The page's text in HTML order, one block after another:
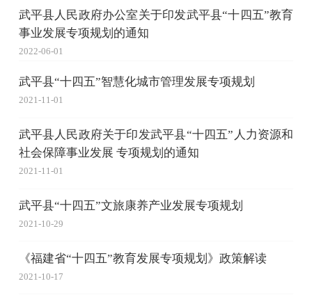
武平县人民政府办公室关于印发武平县“十四五”教育
事业发展专项规划的通知
2022-06-01
武平县“十四五”智慧化城市管理发展专项规划
2021-11-01
武平县人民政府关于印发武平县“十四五”人力资源和
社会保障事业发展 专项规划的通知
2021-11-01
武平县“十四五”文旅康养产业发展专项规划
2021-10-29
《福建省“十四五”教育发展专项规划》政策解读
2021-10-17